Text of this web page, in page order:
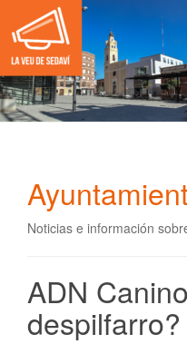
Noticias e información
ADN
despilfarro?